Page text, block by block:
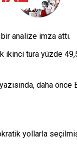
analize imza attı.
tura yüzde
daha önce
yollarla